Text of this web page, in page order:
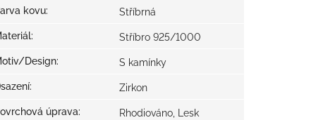
kovu: Stříbrná
: Stříbro 925/1000
Design: S kamínky
: Zirkon
úprava: Rhodiováno, Lesk